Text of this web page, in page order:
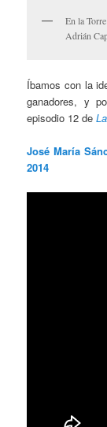
En la
Adrián
Íbamos con la
ganadores, y
episodio 12 de
José María
2014